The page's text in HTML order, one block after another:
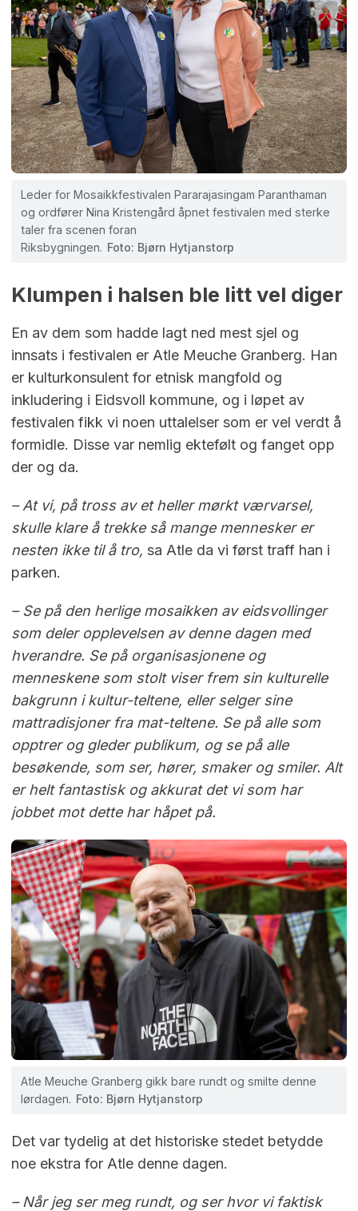
Leder for Mosaikkfestivalen Pararajasingam Paranthaman
og ordfører Nina Kristengård åpnet festivalen med sterke
taler fra scenen foran
Riksbygningen. Foto: Bjørn Hytjanstorp
Klumpen i halsen ble litt vel diger
En av dem som hadde lagt ned mest sjel og
innsats i festivalen er Atle Meuche Granberg. Han
er kulturkonsulent for etnisk mangfold og
inkludering i Eidsvoll kommune, og i løpet av
festivalen fikk vi noen uttalelser som er vel verdt å
formidle. Disse var nemlig ektefølt og fanget opp
der og da.
– At vi, på tross av et heller mørkt værvarsel,
skulle klare å trekke så mange mennesker er
nesten ikke til å tro, sa Atle da vi først traff han i
parken.
– Se på den herlige mosaikken av eidsvollinger
som deler opplevelsen av denne dagen med
hverandre. Se på organisasjonene og
menneskene som stolt viser frem sin kulturelle
bakgrunn i kultur-teltene, eller selger sine
mattradisjoner fra mat-teltene. Se på alle som
opptrer og gleder publikum, og se på alle
besøkende, som ser, hører, smaker og smiler. Alt
er helt fantastisk og akkurat det vi som har
jobbet mot dette har håpet på.
Atle Meuche Granberg gikk bare rundt og smilte denne
lørdagen. Foto: Bjørn Hytjanstorp
Det var tydelig at det historiske stedet betydde
noe ekstra for Atle denne dagen.
– Når jeg ser meg rundt, og ser hvor vi faktisk